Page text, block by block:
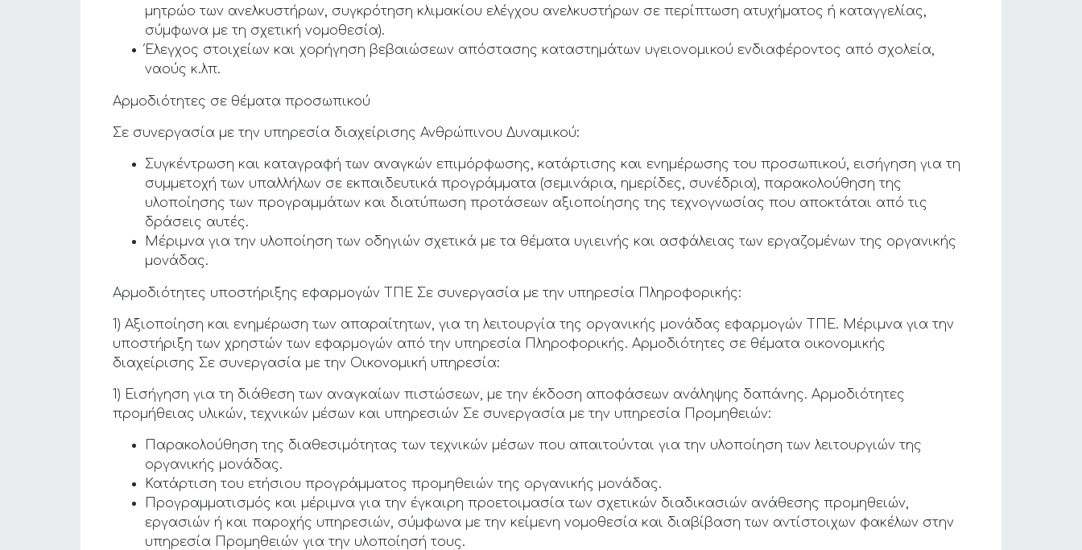
μητρώο των ανελκυστήρων, συγκρότηση κλιμακίου ελέγχου ανελκυστήρων σε περίπτωση ατυχήματος ή καταγγελίας,
σύμφωνα με τη σχετική νομοθεσία).
Έλεγχος στοιχείων και χορήγηση βεβαιώσεων απόστασης καταστημάτων υγειονομικού ενδιαφέροντος από σχολεία,
ναούς κ.λπ.
Αρμοδιότητες σε θέματα προσωπικού
Σε συνεργασία με την υπηρεσία διαχείρισης Ανθρώπινου Δυναμικού:
Συγκέντρωση και καταγραφή των αναγκών επιμόρφωσης, κατάρτισης και ενημέρωσης του προσωπικού, εισήγηση για τη
συμμετοχή των υπαλλήλων σε εκπαιδευτικά προγράμματα (σεμινάρια, ημερίδες, συνέδρια), παρακολούθηση της
υλοποίησης των προγραμμάτων και διατύπωση προτάσεων αξιοποίησης της τεχνογνωσίας που αποκτάται από τις
δράσεις αυτές.
Μέριμνα για την υλοποίηση των οδηγιών σχετικά με τα θέματα υγιεινής και ασφάλειας των εργαζομένων της οργανικής
μονάδας.
Αρμοδιότητες υποστήριξης εφαρμογών ΤΠΕ Σε συνεργασία με την υπηρεσία Πληροφορικής:
1) Αξιοποίηση και ενημέρωση των απαραίτητων, για τη λειτουργία της οργανικής μονάδας εφαρμογών ΤΠΕ. Μέριμνα για την
υποστήριξη των χρηστών των εφαρμογών από την υπηρεσία Πληροφορικής. Αρμοδιότητες σε θέματα οικονομικής
διαχείρισης Σε συνεργασία με την Οικονομική υπηρεσία:
1) Εισήγηση για τη διάθεση των αναγκαίων πιστώσεων, με την έκδοση αποφάσεων ανάληψης δαπάνης. Αρμοδιότητες
προμήθειας υλικών, τεχνικών μέσων και υπηρεσιών Σε συνεργασία με την υπηρεσία Προμηθειών:
Παρακολούθηση της διαθεσιμότητας των τεχνικών μέσων που απαιτούνται για την υλοποίηση των λειτουργιών της
οργανικής μονάδας.
Κατάρτιση του ετήσιου προγράμματος προμηθειών της οργανικής μονάδας.
Προγραμματισμός και μέριμνα για την έγκαιρη προετοιμασία των σχετικών διαδικασιών ανάθεσης προμηθειών,
εργασιών ή και παροχής υπηρεσιών, σύμφωνα με την κείμενη νομοθεσία και διαβίβαση των αντίστοιχων φακέλων στην
υπηρεσία Προμηθειών για την υλοποίησή τους.